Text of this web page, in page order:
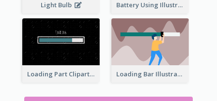
Light Bulb Battery Using Illustration
Loading Part Clipart Loading Bar Illustration